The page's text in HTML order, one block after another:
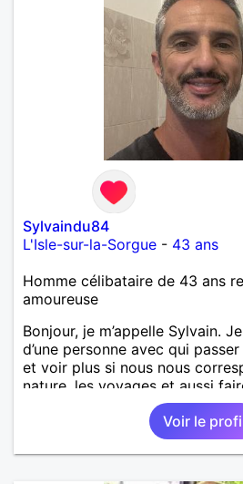
Sylvaindu84
L'Isle-sur-la-Sorgue - 43 ans
Homme célibataire de 43 ans
amoureuse
Bonjour, je m’appelle Sylvain.
d’une personne avec qui
et voir plus si nous nous
nature, les voyages et aussi
en temps ;-)Je suis papa d’un
dont je m’occupe en garde
près tous les styles de
trop fan de Jul). Je fais du
Voir le